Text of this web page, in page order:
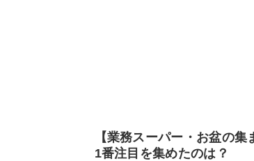
【業務スーパー・お盆の
1番注目を集めたのは？